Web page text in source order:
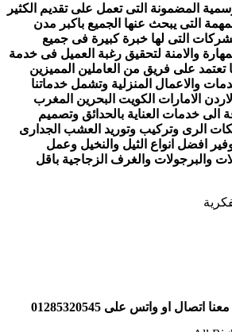
المضمونة التى تعمل على تقديم الكثير
التى يبحث عنها الجميع باكبر مدن
التى لها خبرة كبيرة فى جميع
والامنة لتحقيق رغبة العميل فى خدمة
تعتمد على فريق من العاملين المميزين
والاعمال المنزلية وتشمل خدماتنا
الامارات الكويت البحرين المغرب
الى خدمات العناية بالحدائق وتصميم
الرى وتركيب وتوريد العشب الجدارى
افضل انواع الثيل والنخيل وعمل
والبرجولات والغرف الزجاجية باقل
او واتس على 01285320545